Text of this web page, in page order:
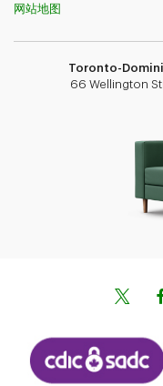
网站地图
Toronto-
66 Wellington